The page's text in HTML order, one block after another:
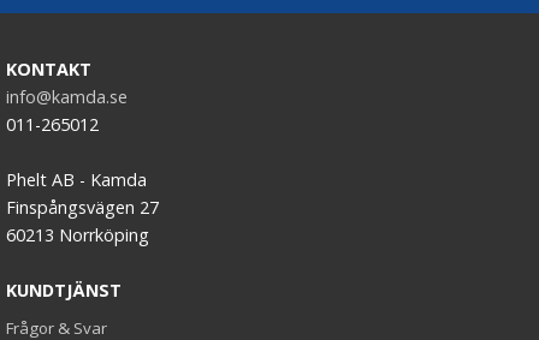
KONTAKT
info@kamda.se
011-265012
Phelt AB - Kamda
Finspångsvägen 27
60213 Norrköping
KUNDTJÄNST
Frågor & Svar